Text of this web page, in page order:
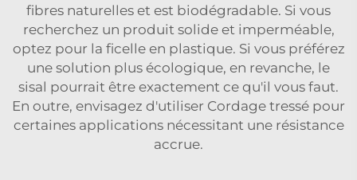
fibres naturelles et est biodégradable. Si vous
recherchez un produit solide et imperméable,
optez pour la ficelle en plastique. Si vous préférez
une solution plus écologique, en revanche, le
sisal pourrait être exactement ce qu'il vous faut.
En outre, envisagez d'utiliser Cordage tressé pour
certaines applications nécessitant une résistance
accrue.